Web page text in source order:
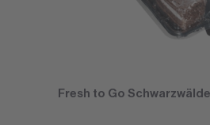
Fresh to Go